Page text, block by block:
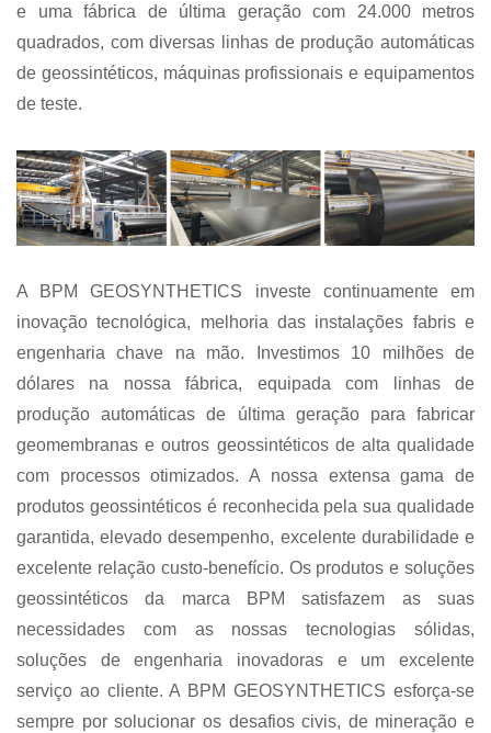
e uma fábrica de última geração com 24.000 metros
quadrados, com diversas linhas de produção automáticas
de geossintéticos, máquinas profissionais e equipamentos
de teste.
A BPM GEOSYNTHETICS investe continuamente em
inovação tecnológica, melhoria das instalações fabris e
engenharia chave na mão. Investimos 10 milhões de
dólares na nossa fábrica, equipada com linhas de
produção automáticas de última geração para fabricar
geomembranas e outros geossintéticos de alta qualidade
com processos otimizados. A nossa extensa gama de
produtos geossintéticos é reconhecida pela sua qualidade
garantida, elevado desempenho, excelente durabilidade e
excelente relação custo-benefício. Os produtos e soluções
geossintéticos da marca BPM satisfazem as suas
necessidades com as nossas tecnologias sólidas,
soluções de engenharia inovadoras e um excelente
serviço ao cliente. A BPM GEOSYNTHETICS esforça-se
sempre por solucionar os desafios civis, de mineração e